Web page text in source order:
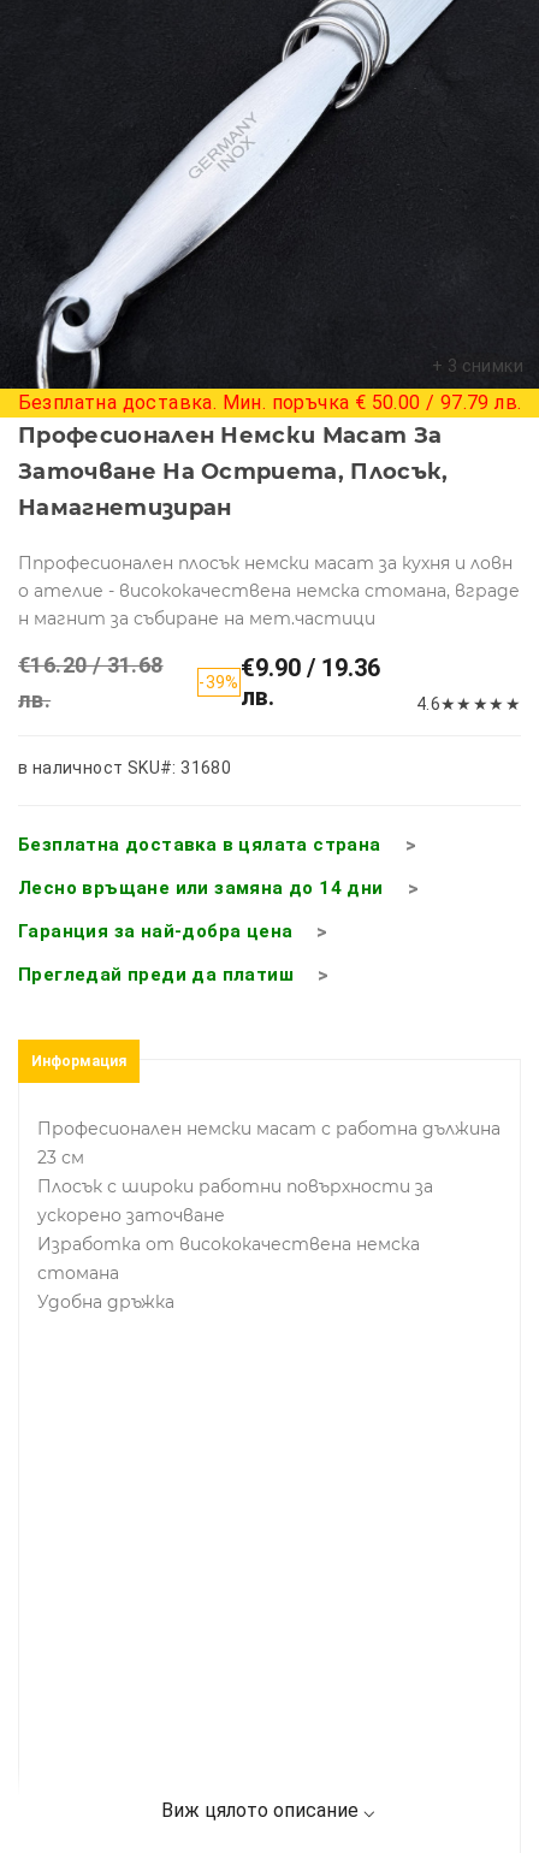
+ 3 снимки
Безплатна доставка. Мин. поръчка € 50.00 / 97.79 лв.
Професионален Немски Масат За
Заточване На Остриета, Плосък,
Намагнетизиран
Ппрофесионален плосък немски масат за кухня и ловн
о ателие - висококачествена немска стомана, вграде
н магнит за събиране на мет.частици
€16.20 / 31.68
лв.
-39%€9.90 / 19.36
лв.
4.6★★ ★★ ★
в наличност SKU#: 31680
Безплатна доставка в цялата страна
Лесно връщане или замяна до 14 дни
Гаранция за най-добра цена
Прегледай преди да платиш
Информация
Професионален немски масат с работна дължина
23 см
Плосък с широки работни повърхности за
ускорено заточване
Изработка от висококачествена немска
стомана
Удобна дръжка